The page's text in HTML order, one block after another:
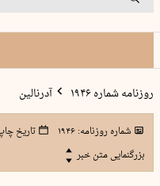
روزنامه شماره ۱۹۴۶ آدرنالین
شماره روزنامه:۱۹۴۶ تاریخ
بزرگنمایی متن خبر